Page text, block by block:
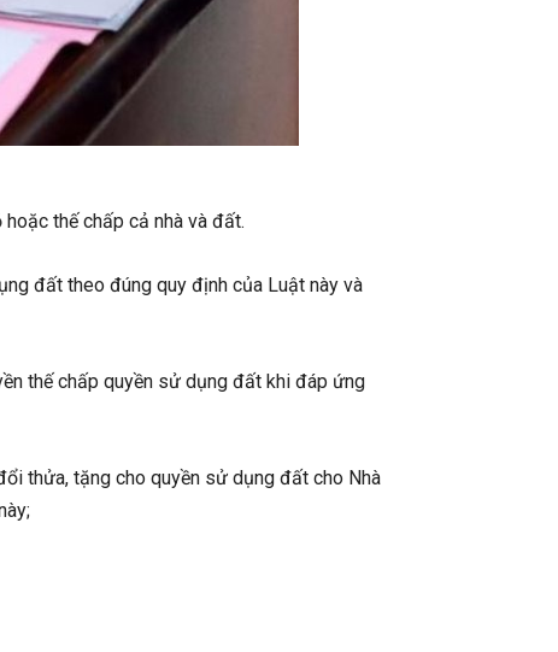
thế chấp cả nhà và đất.
đất theo đúng quy định của Luật này và
thế chấp quyền sử dụng đất khi đáp ứng
thửa, tặng cho quyền sử dụng đất cho Nhà